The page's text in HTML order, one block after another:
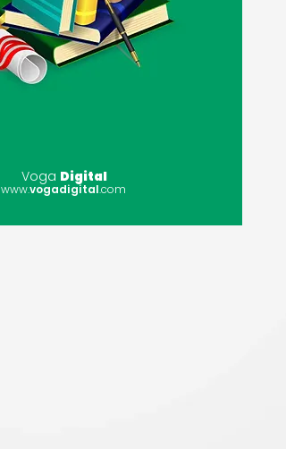
Voga Digital
www.vogadigital.com